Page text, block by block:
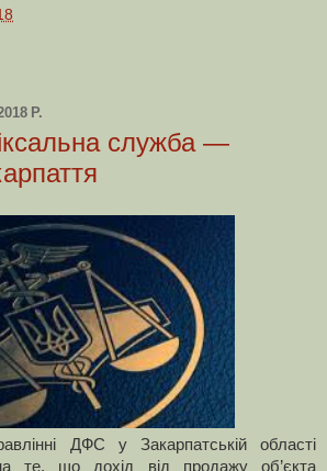
Р.
служба —
ДФС у Закарпатській області
те, що дохід від продажу об’єкта